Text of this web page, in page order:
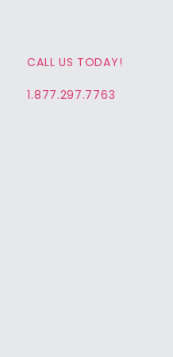
CALL US TODAY!
1.877.297.7763